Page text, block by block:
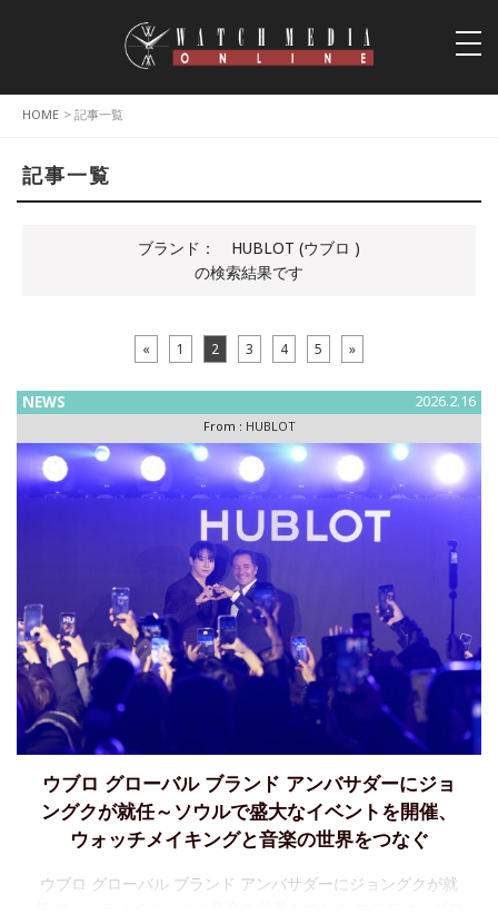
HOME > 記事一覧
記事一覧
ブランド：
HUBLOT (ウブロ )
の検索結果です
« 1 2 3 4 5 »
NEWS 2026.2.16
From : HUBLOT
ウブロ グローバル ブランド アンバサダーにジョ
ングクが就任～ソウルで盛大なイベントを開催、
ウォッチメイキングと音楽の世界をつなぐ
ウブロ グローバル ブランド アンバサダーにジョングクが就